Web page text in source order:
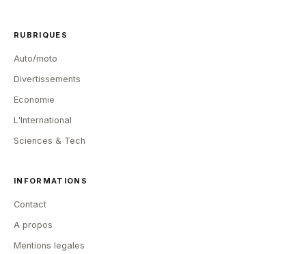
RUBRIQUES
Auto/moto
Divertissements
Economie
L'International
Sciences & Tech
INFORMATIONS
Contact
A propos
Mentions legales